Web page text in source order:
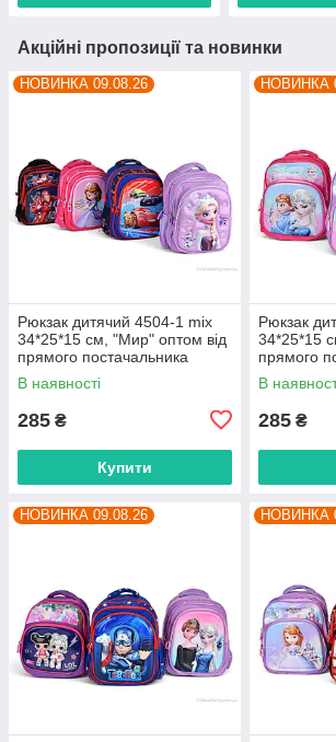
Акційні пропозиції та новинки
НОВИНКА 09.08.26
Рюкзак дитячий 4504-1 mix
34*25*15 см, "Мир" оптом від
прямого постачальника
В наявності
285 ₴
Купити
НОВИНКА
Рюкзак
34*25*15
прямого
В
285 ₴
НОВИНКА 09.08.26 НОВИНКА